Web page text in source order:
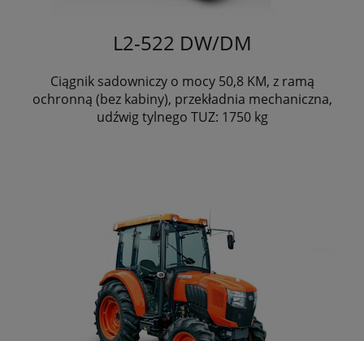
L2-522 DW/DM
Ciągnik sadowniczy o mocy 50,8 KM, z ramą
ochronną (bez kabiny), przekładnia mechaniczna,
udźwig tylnego TUZ: 1750 kg